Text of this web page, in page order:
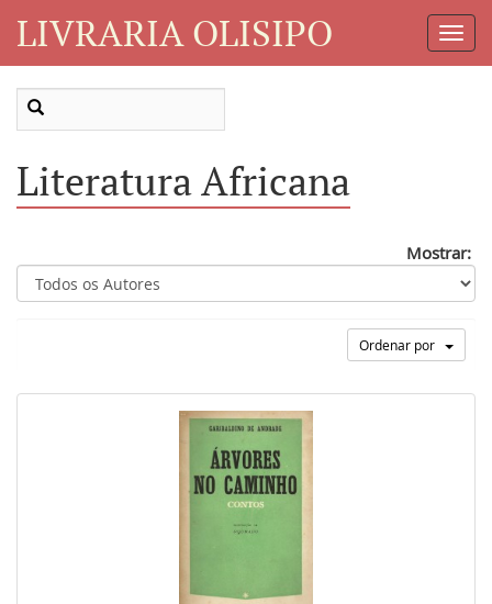
LIVRARIA OLISIPO
Literatura Africana
Mostrar:
Ordenar por